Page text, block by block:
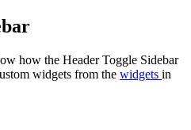
how the Header Toggle Sidebar
widgets from the widgets in